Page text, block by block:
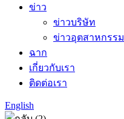
ข่าว
ข่าวบริษัท
ข่าวอุตสาหกรรม
ฉาก
เกี่ยวกับเรา
ติดต่อเรา
English